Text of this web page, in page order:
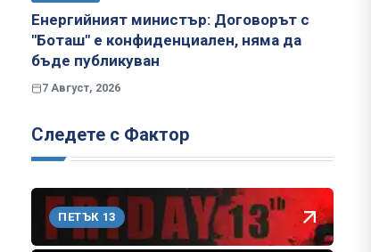
Енергийният министър: Договорът с
"Боташ" е конфиденциален, няма да
бъде публикуван
7 Август, 2026
Следете с Фактор
ПЕТЪК 13